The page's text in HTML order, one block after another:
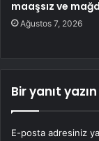
maaşsız ve
Ağustos 7, 2026
Bir yanıt yazın
E-posta adresiniz